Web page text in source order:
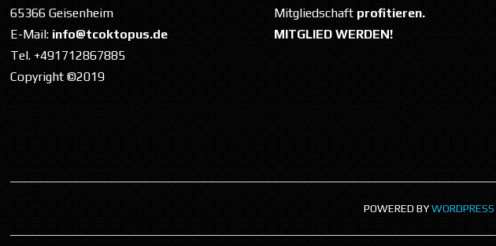
65366 Geisenheim
E-Mail: info@tcoktopus.de
Tel. +491712867885
Copyright ©2019
Mitgliedschaft profitieren.
MITGLIED WERDEN!
POWERED BYWORDPRESS